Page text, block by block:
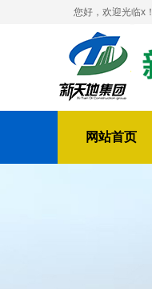
您好，欢迎光临x！
网站首页